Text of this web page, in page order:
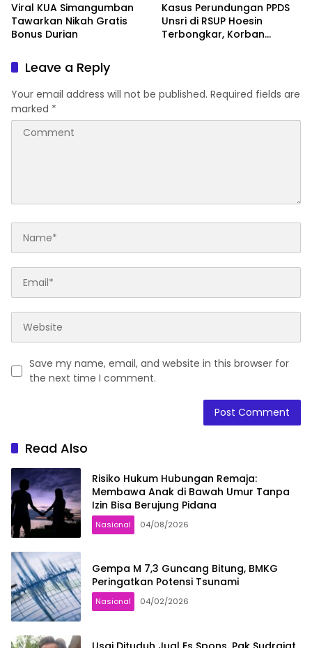
Viral KUA Simangumban
Tawarkan Nikah Gratis
Bonus Durian
Kasus Perundungan PPDS
Unsri di RSUP Hoesin
Terbongkar, Korban
Leave a Reply
Your email address will not be published. Required fields are
marked *
Save my name, email, and website in this browser for
the next time I comment.
Read Also
Risiko Hukum Hubungan Remaja:
Membawa Anak di Bawah Umur Tanpa
Izin Bisa Berujung Pidana
Nasional 04/08/2026
Gempa M 7,3 Guncang Bitung, BMKG
Peringatkan Potensi Tsunami
Nasional 04/02/2026